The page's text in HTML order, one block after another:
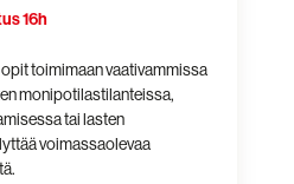
16h
toimimaan vaativammissa
monipotilastilanteissa,
tai lasten
voimassaolevaa